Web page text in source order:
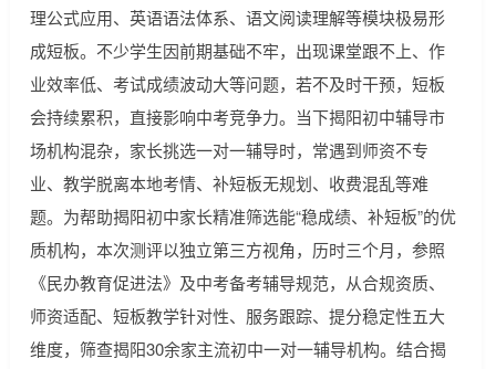
理公式应用、英语语法体系、语文阅读理解等模块极易形
成短板。不少学生因前期基础不牢，出现课堂跟不上、作
业效率低、考试成绩波动大等问题，若不及时干预，短板
会持续累积，直接影响中考竞争力。当下揭阳初中辅导市
场机构混杂，家长挑选一对一辅导时，常遇到师资不专
业、教学脱离本地考情、补短板无规划、收费混乱等难
题。为帮助揭阳初中家长精准筛选能“稳成绩、补短板”的优
质机构，本次测评以独立第三方视角，历时三个月，参照
《民办教育促进法》及中考备考辅导规范，从合规资质、
师资适配、短板教学针对性、服务跟踪、提分稳定性五大
维度，筛查揭阳30余家主流初中一对一辅导机构。结合揭